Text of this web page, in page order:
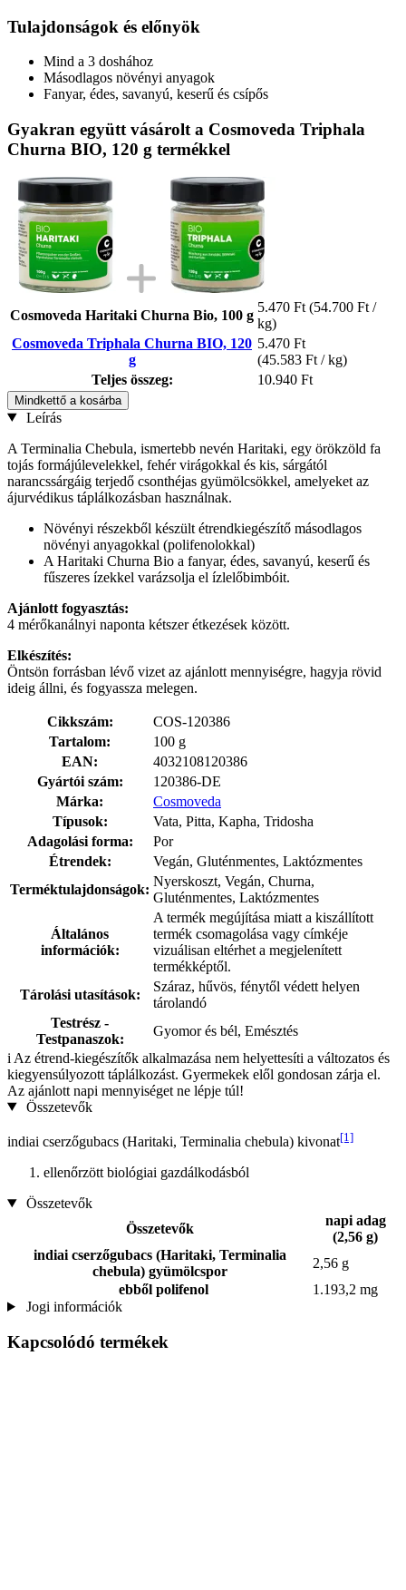
Tulajdonságok és előnyök
Mind a 3 doshához
Másodlagos növényi anyagok
Fanyar, édes, savanyú, keserű és csípős
Gyakran együtt vásárolt a Cosmoveda Triphala
Churna BIO, 120 g termékkel
Cosmoveda Haritaki Churna Bio, 100 g
5.470 Ft (54.700 Ft /
kg)
Cosmoveda Triphala Churna BIO, 120
g
5.470 Ft
(45.583 Ft / kg)
Teljes összeg:
10.940 Ft
Mindkettő a kosárba
Leírás
A Terminalia Chebula, ismertebb nevén Haritaki, egy örökzöld fa
tojás formájúlevelekkel, fehér virágokkal és kis, sárgától
narancssárgáig terjedő csonthéjas gyümölcsökkel, amelyeket az
ájurvédikus táplálkozásban használnak.
Növényi részekből készült étrendkiegészítő másodlagos
növényi anyagokkal (polifenolokkal)
A Haritaki Churna Bio a fanyar, édes, savanyú, keserű és
fűszeres ízekkel varázsolja el ízlelőbimbóit.
Ajánlott fogyasztás:
4 mérőkanálnyi naponta kétszer étkezések között.
Elkészítés:
Öntsön forrásban lévő vizet az ajánlott mennyiségre, hagyja rövid
ideig állni, és fogyassza melegen.
Cikkszám:
COS-120386
Tartalom:
100 g
EAN:
4032108120386
Gyártói szám:
120386-DE
Márka:
Cosmoveda
Típusok:
Vata, Pitta, Kapha, Tridosha
Adagolási forma:
Por
Étrendek:
Vegán, Gluténmentes, Laktózmentes
Terméktulajdonságok:
Nyerskoszt, Vegán, Churna,
Gluténmentes, Laktózmentes
Általános
információk:
A termék megújítása miatt a kiszállított
termék csomagolása vagy címkéje
vizuálisan eltérhet a megjelenített
termékképtől.
Tárolási utasítások:
Száraz, hűvös, fénytől védett helyen
tárolandó
Testrész -
Testpanaszok:
Gyomor és bél, Emésztés
i Az étrend-kiegészítők alkalmazása nem helyettesíti a változatos és
kiegyensúlyozott táplálkozást. Gyermekek elől gondosan zárja el.
Az ajánlott napi mennyiséget ne lépje túl!
Összetevők
indiai cserzőgubacs (Haritaki, Terminalia chebula) kivonat[1]
ellenőrzött biológiai gazdálkodásból
Összetevők
Összetevők
napi adag
(2,56 g)
indiai cserzőgubacs (Haritaki, Terminalia
chebula) gyümölcspor
2,56 g
ebből polifenol
1.193,2 mg
Jogi információk
Kapcsolódó termékek